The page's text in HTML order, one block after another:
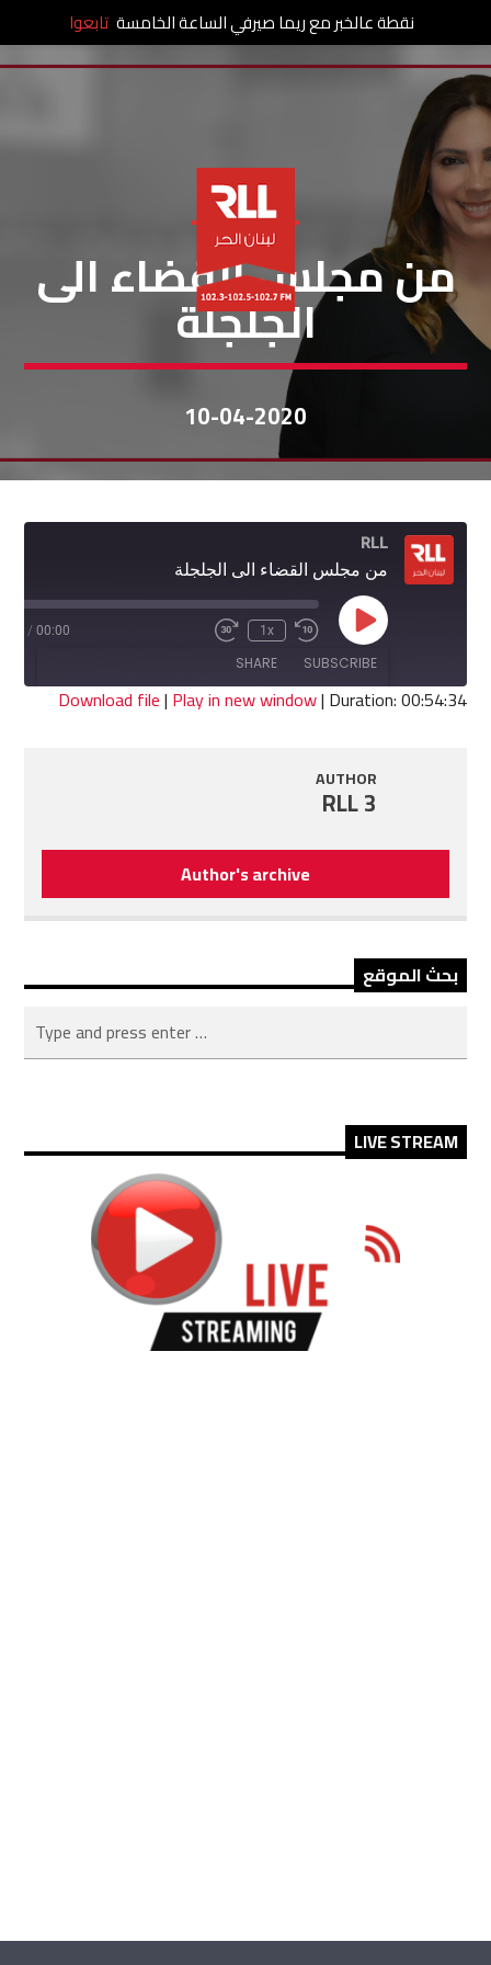
خاص لبنان الحر
من مجلس القضاء الى
الجلجلة
10-04-2020
RLL
من مجلس القضاء الى الجلجلة
Play
Episode
Rewind
10
Seconds
1x
Fast
seconds
00:00
/
SUBSCRIBE
SHARE
Download file| Play in new window| Duration: 00:54:34
AUTHOR
RLL 3
Author's archive
بحث الموقع
LIVE STREAM
نقطة عالخبر مع ريما صيرفي الساعة الخامسة تابعوا